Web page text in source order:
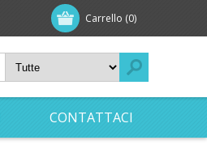
Carrello (0)
CONTATTACI